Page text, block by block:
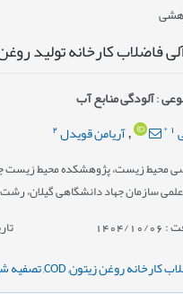
فاضلاب کارخانه تولید
:آلودگی منابع آب
1
*
,آریامن قویدل2
محیط زیست، پژوهشکده محیط زیست
سازمان جهاد دانشگاهی گیلان،
06
کارخانه روغن زیتون,
COD
,تصفیه